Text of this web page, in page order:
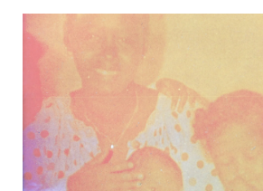
Cultura
Carbonia Film Festival
Formazione
Servizi